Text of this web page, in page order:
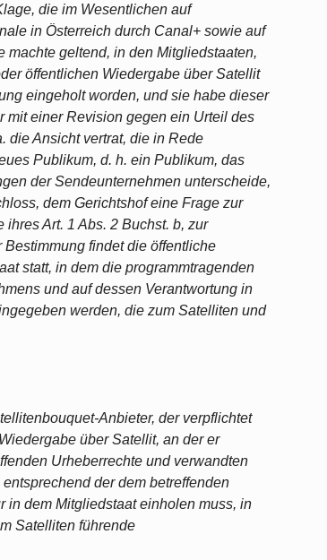
die im Wesentlichen auf
in Österreich durch Canal+ sowie auf
geltend, in den Mitgliedstaaten,
öffentlichen Wiedergabe über Satellit
eingeholt worden, und sie habe dieser
mit einer Revision gegen ein Urteil des
die Ansicht vertrat, die in Rede
Publikum, d. h. ein Publikum, das
der Sendeunternehmen unterscheide,
dem Gerichtshof eine Frage zur
Art. 1 Abs. 2 Buchst. b, zur
findet die öffentliche
statt, in dem die programmtragenden
und auf dessen Verantwortung in
werden, die zum Satelliten und
Anbieter, der verpflichtet
über Satellit, an der er
Urheberrechte und verwandten
der dem betreffenden
in dem Mitgliedstaat einholen muss, in
Satelliten führende